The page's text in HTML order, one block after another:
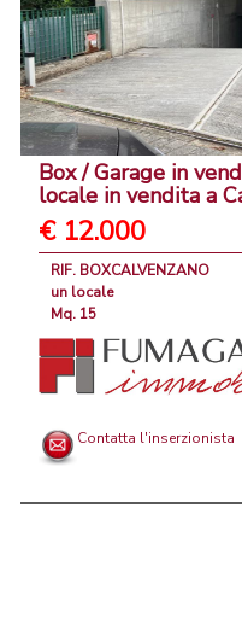
Box / Garage in
locale in vendita a
€ 12.000
RIF. BOXCALVENZANO
un locale
Mq. 15
Contatta l'inserzionista